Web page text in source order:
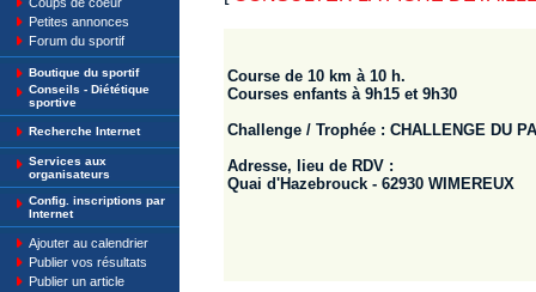
Petites annonces
Forum du sportif
Boutique du sportif
Conseils - Diététique
sportive
Recherche Internet
Services aux
organisateurs
Config. inscriptions par
Internet
Ajouter au calendrier
Publier vos résultats
Publier un article
Course de 10 km à 10 h.
Courses enfants à 9h15 et 9h30
Challenge / Trophée : CHALLENGE DU
Adresse, lieu de RDV :
Quai d'Hazebrouck - 62930 WIMEREUX